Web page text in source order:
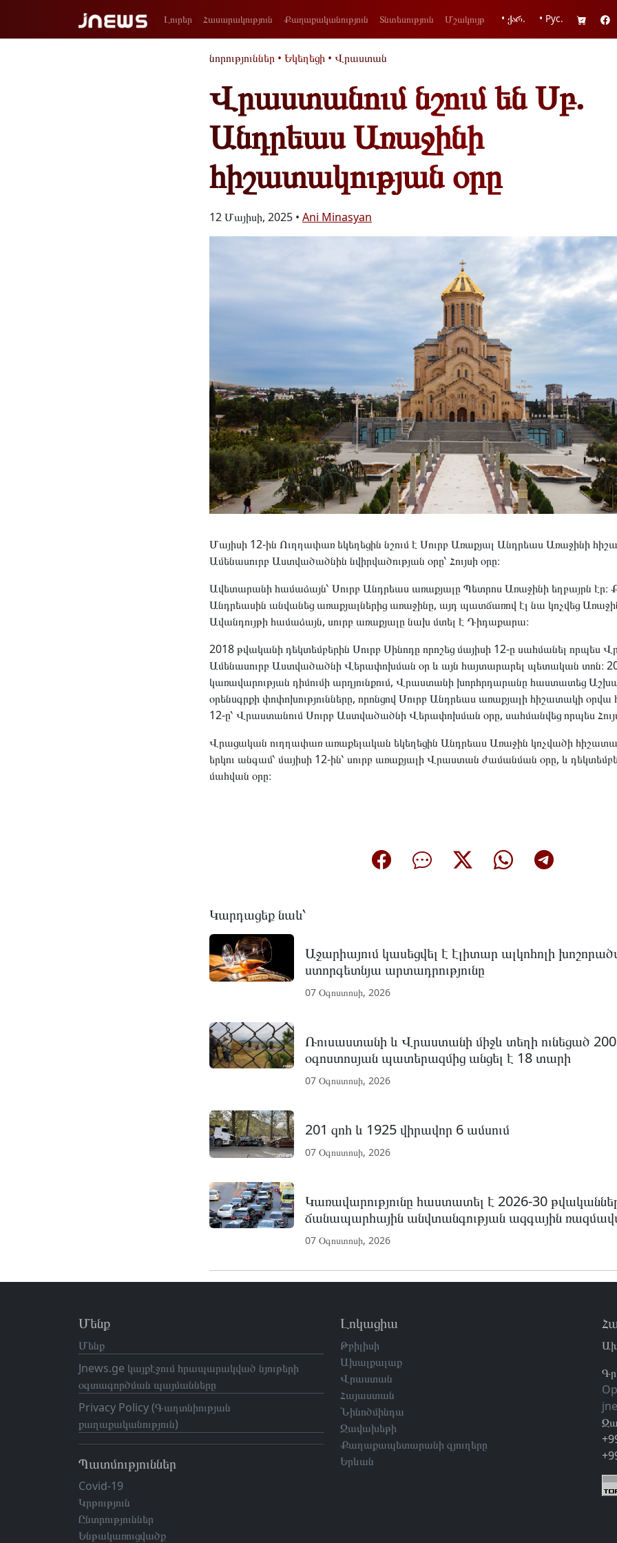
Լուրեր Հասարակություն Քաղաքականություն Տնտեսություն Մշակույթ • ქარ. • Рус.
նորություններ • Եկեղեցի • Վրաստան
Վրաստանում նշում են Սբ.
Անդրեաս Առաջինի
հիշատակության օրը
12 Մայիսի, 2025 • Ani Minasyan
Մայիսի 12-ին Ուղղափառ եկեղեցին նշում է Սուրբ Առաքյալ Անդրեաս Առաջինի
Ամենասուրբ Աստվածածնին նվիրվածության օրը՝ Հույսի օրը։
Ավետարանի համաձայն՝ Սուրբ Անդրեաս առաքյալը Պետրոս Առաջինի եղբայրն էր։
Անդրեասին անվանեց առաքյալներից առաջինը, այդ պատճառով էլ նա կոչվեց
Ավանդույթի համաձայն, սուրբ առաքյալը նախ մտել է Դիդաքարա։
2018 թվականի դեկտեմբերին Սուրբ Սինոդը որոշեց մայիսի 12-ը սահմանել որպես
Ամենասուրբ Աստվածածնի Վերափոխման օր և այն հայտարարել պետական ​​տոն։
կառավարության դիմումի արդյունքում, Վրաստանի խորհրդարանը հաստատեց
օրենսգրքի փոփոխությունները, որոնցով Սուրբ Անդրեաս առաքյալի հիշատակի օրվա
12-ը՝ Վրաստանում Սուրբ Աստվածածնի Վերափոխման օրը, սահմանվեց որպես
Վրացական ուղղափառ առաքելական եկեղեցին Անդրեաս Առաջին կոչվածի
երկու անգամ՝ մայիսի 12-ին՝ սուրբ առաքյալի Վրաստան ժամանման օրը, և
մահվան օրը։
Կարդացեք նաև՝
Աջարիայում կասեցվել է էլիտար ալկոհոլի
ստորգետնյա արտադրությունը
07 Օգոստոսի, 2026
Ռուսաստանի և Վրաստանի միջև տեղի ունեցած
օգոստոսյան պատերազմից անցել է 18 տարի
07 Օգոստոսի, 2026
201 զոհ և 1925 վիրավոր 6 ամսում
07 Օգոստոսի, 2026
Կառավարությունը հաստատել է 2026-30
ճանապարհային անվտանգության ազգային
07 Օգոստոսի, 2026
Մենք
Մենք
Jnews.ge կայքէջում հրապարակված նյութերի
օգտագործման պայմանները
Privacy Policy (Գաղտնիության
քաղաքականություն)
Պատմություններ
Covid-19
Կրթություն
Ընտրություններ
Ենթակառուցվածք
Լոկացիա
Թբիլիսի
Ախալքալաք
Վրաստան
Հայաստան
Նինոծմինդա
Ջավախեթի
Քաղաքապետարանի գյուղերը
Երևան